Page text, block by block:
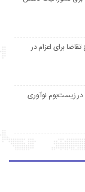
تقاضا برای اعزام در
در زیست‌بوم نوآوری